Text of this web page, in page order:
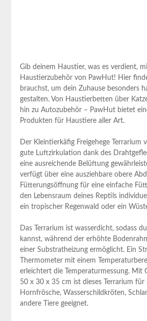
Gib deinem Haustier, ⁤was es ‌verdient,
Haustierzubehör von PawHut! Hier
brauchst, um dein Zuhause besonders
​gestalten. Von Haustierbetten über
hin ‌zu Autozubehör – ‌PawHut bietet
Produkten für Haustiere aller Art.
Der Kleintierkäfig Freigehege ‌Terrarium
gute Luftzirkulation‌ dank ‍des
eine ausreichende Belüftung
verfügt über eine ausziehbare obere
Fütterungsöffnung für eine einfache
den ‍Lebensraum deines ⁤Reptils
ein tropischer Regenwald oder ein
Das Terrarium ist wasserdicht, sodass
kannst, ⁤während der erhöhte⁢
einer Substratheizung⁤ ermöglicht. Ein
Thermometer mit ⁤einem⁤
erleichtert die Temperaturmessung. Mit
50 x 30⁢ x 35 cm ist dieses Terrarium für
Hornfrösche, Wasserschildkröten,
andere Tiere geeignet.